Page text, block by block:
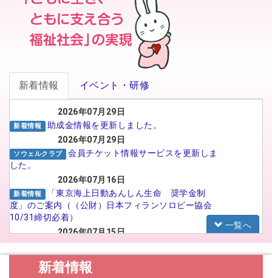
新着情報 イベント・研修
2026年07月29日
新着情報
助成金情報を更新しました。
2026年07月29日
ソウェルクラブ
会員チケット情報サービスを更新しま
した。
2026年07月16日
新着情報
「東京海上日動あんしん生命 奨学金制
度」のご案内（（公財）日本フィランソロピー協会
10/31締切必着）
2026年07月15日
がんばる介護職員応援事業 イメー
ジアップ動画広告のSNS広告配信プロポーザルの実
施について
一覧へ
新着情報